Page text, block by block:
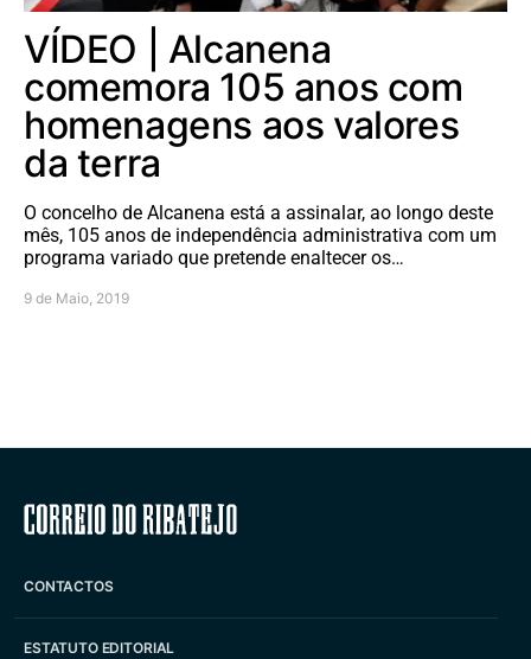
VÍDEO | Alcanena
comemora 105 anos com
homenagens aos valores
da terra
O concelho de Alcanena está a assinalar, ao longo deste
mês, 105 anos de independência administrativa com um
programa variado que pretende enaltecer os…
9 de Maio, 2019
Correio do Ribatejo
CONTACTOS
ESTATUTO EDITORIAL